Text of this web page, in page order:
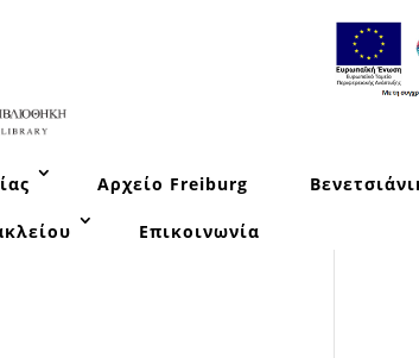
Αρχείο Freiburg
Επικοινωνία